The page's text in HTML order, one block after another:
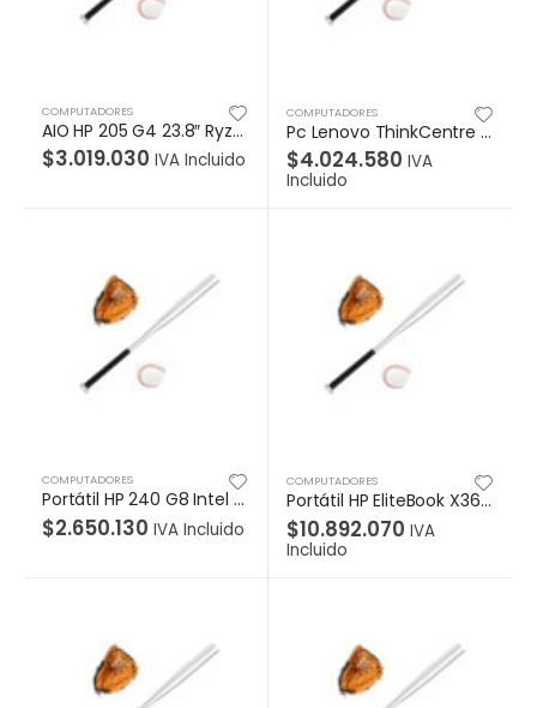
COMPUTADORES
AIO HP 205 G4 23.8″ Ryzen3-3250U W10 Pro 64 , 8GB, 1TB Garantia 1-1-1
$3.019.030 IVA Incluido
COMPUTADORES
Pc Lenovo ThinkCentre M60e Tiny, Intel core i5-1035G1, 8gb, 1 TB SATA, Windows 10 Pro, 1 Year Onsite
$4.024.580 IVA
Incluido
COMPUTADORES
Portátil HP 240 G8 Intel Core i3-1115G4, W11 Pro 64, LCD 14” HD, 8GB, SSD 256GB, Garantía 1/1/0
$2.650.130 IVA Incluido
COMPUTADORES
Portátil HP EliteBook X360 1040 G8, Intel Core i7-1165G7, W11 Pro 64 DG Win 10, IPS TÁCTIL 14″ FHD, 32GB, SSD 1TB, incluye PEN Wacom, Garantía 1/1/0
$10.892.070 IVA
Incluido